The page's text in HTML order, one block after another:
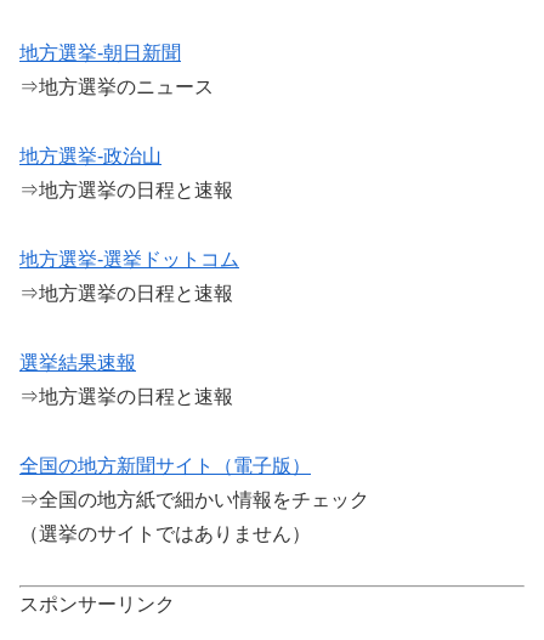
地方選挙-朝日新聞
⇒地方選挙のニュース
地方選挙-政治山
⇒地方選挙の日程と速報
地方選挙-選挙ドットコム
⇒地方選挙の日程と速報
選挙結果速報
⇒地方選挙の日程と速報
全国の地方新聞サイト（電子版）
⇒全国の地方紙で細かい情報をチェック
（選挙のサイトではありません）
スポンサーリンク